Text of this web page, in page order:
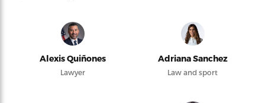
Alexis Quiñones
Lawyer
Adriana Sanchez
Law and sport